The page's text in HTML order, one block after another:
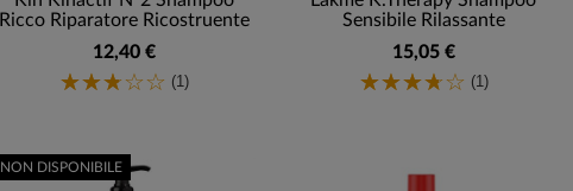
Ricco Riparatore Ricostruente
12,40 €
(1)
Sensibile Rilassante
15,05 €
(1)
NON DISPONIBILE